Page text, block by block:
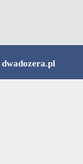
dwadozera.pl